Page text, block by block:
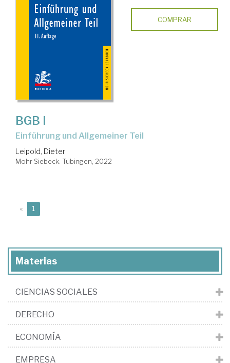
COMPRAR
BGB I
Einführung und Allgemeiner Teil
Leipold, Dieter
Mohr Siebeck. Tübingen, 2022
« 1
Materias
CIENCIAS SOCIALES
DERECHO
ECONOMÍA
EMPRESA